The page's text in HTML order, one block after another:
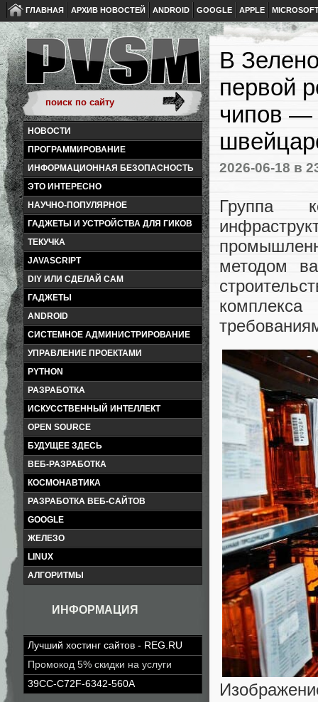
ГЛАВНАЯ АРХИВ НОВОСТЕЙ ANDROID GOOGLE APPLE
НОВОСТИ
ПРОГРАММИРОВАНИЕ
ИНФОРМАЦИОННАЯ БЕЗОПАСНОСТЬ
ЭТО ИНТЕРЕСНО
НАУЧНО-ПОПУЛЯРНОЕ
ГАДЖЕТЫ И УСТРОЙСТВА ДЛЯ ГИКОВ
ТЕКУЧКА
JAVASCRIPT
DIY ИЛИ СДЕЛАЙ САМ
ГАДЖЕТЫ
ANDROID
СИСТЕМНОЕ АДМИНИСТРИРОВАНИЕ
УПРАВЛЕНИЕ ПРОЕКТАМИ
PYTHON
РАЗРАБОТКА
ИСКУССТВЕННЫЙ ИНТЕЛЛЕКТ
OPEN SOURCE
БУДУЩЕЕ ЗДЕСЬ
ВЕБ-РАЗРАБОТКА
КОСМОНАВТИКА
РАЗРАБОТКА ВЕБ-САЙТОВ
GOOGLE
ЖЕЛЕЗО
LINUX
АЛГОРИТМЫ
ИНФОРМАЦИЯ
Лучший хостинг сайтов - REG.RU
Промокод 5% скидки на услуги
39CC-C72F-6342-560A
В
первой
чипов —
2026-06-18 в
Группа
методом